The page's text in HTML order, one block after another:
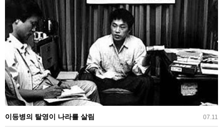
의
탈
이
나
라
를
살
07.11
이등병의 탈영이 나라를 살림